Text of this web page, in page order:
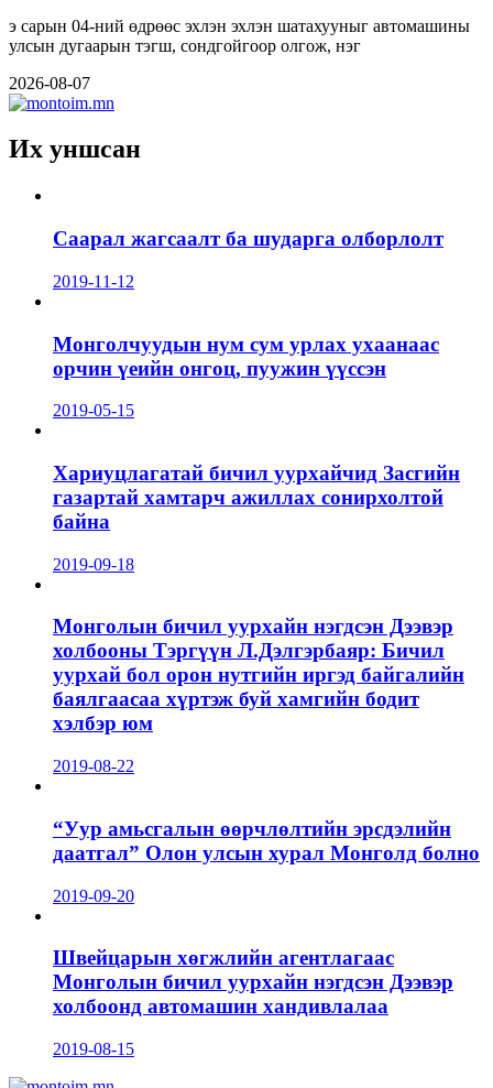
э сарын 04-ний өдрөөс эхлэн эхлэн шатахууныг автомашины
улсын дугаарын тэгш, сондгойгоор олгож, нэг
2026-08-07
Их уншсан
Саарал жагсаалт ба шударга олборлолт
2019-11-12
Монголчуудын нум сум урлах ухаанаас
орчин үеийн онгоц, пуужин үүссэн
2019-05-15
Хариуцлагатай бичил уурхайчид Засгийн
газартай хамтарч ажиллах сонирхолтой
байна
2019-09-18
Монголын бичил уурхайн нэгдсэн Дээвэр
холбооны Тэргүүн Л.Дэлгэрбаяр: Бичил
уурхай бол орон нутгийн иргэд байгалийн
баялгаасаа хүртэж буй хамгийн бодит
хэлбэр юм
2019-08-22
“Уур амьсгалын өөрчлөлтийн эрсдэлийн
даатгал” Олон улсын хурал Монголд болно
2019-09-20
Швейцарын хөгжлийн агентлагаас
Монголын бичил уурхайн нэгдсэн Дээвэр
холбоонд автомашин хандивлалаа
2019-08-15